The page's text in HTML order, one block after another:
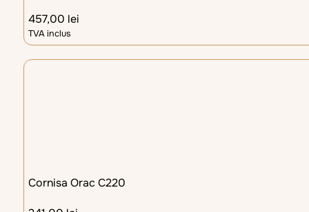
457,00 lei
TVA inclus
Cornisa Orac C220